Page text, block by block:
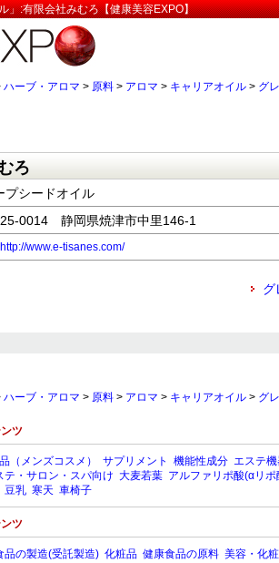
」:有限会社みむろ【健康美容EXPO】
ハーブ・アロマ > 原料 > アロマ > キャリアオイル > グ
ろ
プシードオイル
0014 静岡県焼津市中里146-1
http://www.e-tisanes.com/
グ
ハーブ・アロマ > 原料 > アロマ > キャリアオイル > グ
ツ
（メンズコスメ） サプリメント 機能性成分 エステ
テ・サロン・スパ向け 大麦若葉 アルファリポ酸(αリポ
豆乳 寒天 車椅子
ツ
品の製造(受託製造) 化粧品 健康食品の原料 美容・化